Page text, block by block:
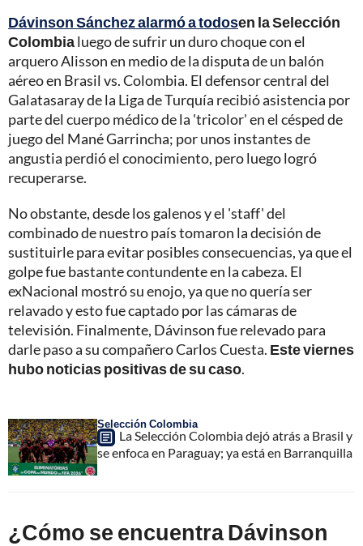
Dávinson Sánchez alarmó a todosen la Selección
Colombialuego de sufrir un duro choque con el
arquero Alisson en medio de la disputa de un balón
aéreo en Brasil vs. Colombia. El defensor central del
Galatasaray de la Liga de Turquía recibió asistencia por
parte del cuerpo médico de la 'tricolor' en el césped de
juego del Mané Garrincha; por unos instantes de
angustia perdió el conocimiento, pero luego logró
recuperarse.
No obstante, desde los galenos y el 'staff' del
combinado de nuestro país tomaron la decisión de
sustituirle para evitar posibles consecuencias, ya que el
golpe fue bastante contundente en la cabeza. El
exNacional mostró su enojo, ya que no quería ser
relavado y esto fue captado por las cámaras de
televisión. Finalmente, Dávinson fue relevado para
darle paso a su compañero Carlos Cuesta. Este viernes
hubo noticias positivas de su caso.
Selección Colombia
La Selección Colombia dejó atrás a Brasil y
se enfoca en Paraguay; ya está en Barranquilla
¿Cómo se encuentra Dávinson